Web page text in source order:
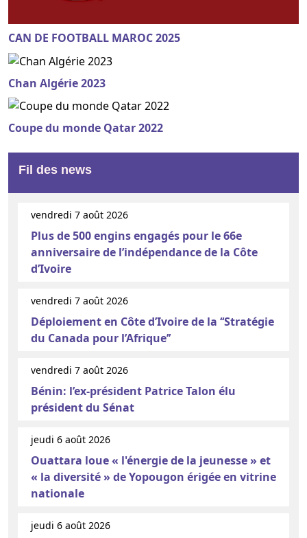
CAN DE FOOTBALL MAROC 2025
Chan Algérie 2023
Coupe du monde Qatar 2022
Fil des news
vendredi 7 août 2026
Plus de 500 engins engagés pour le 66e
anniversaire de l’indépendance de la Côte
d’Ivoire
vendredi 7 août 2026
Déploiement en Côte d’Ivoire de la ‘‘Stratégie
du Canada pour l’Afrique’’
vendredi 7 août 2026
Bénin: l’ex-président Patrice Talon élu
président du Sénat
jeudi 6 août 2026
Ouattara loue « l'énergie de la jeunesse » et
« la diversité » de Yopougon érigée en vitrine
nationale
jeudi 6 août 2026